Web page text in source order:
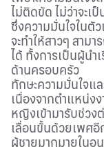
ไม่ติดขัด ไม่ว่าจะเ
ซึ่งความมั่นใจในตั
จะทำให้สาวๆ สาม
ได้ ทั้งการเป็นผู้นำ
ด้านครอบครัว
ทักษะความมั่นใจแ
เนื่องจากตำแหน่ง
หญิงเข้ามารับช่ว
เลื่อนขั้นด้วยเพศอี
ผู้ชายมากมายในอ